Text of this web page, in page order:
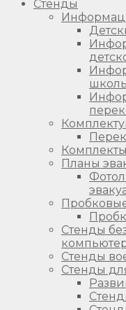
Стенды
Планы
Стенды
Стенды
Стенды